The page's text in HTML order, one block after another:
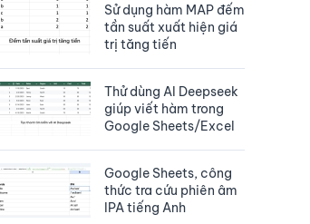
Sử dụng hàm MAP đếm
tần suất xuất hiện giá
trị tăng tiến
Thử dùng AI Deepseek
giúp viết hàm trong
Google Sheets/Excel
Google Sheets, công
thức tra cứu phiên âm
IPA tiếng Anh